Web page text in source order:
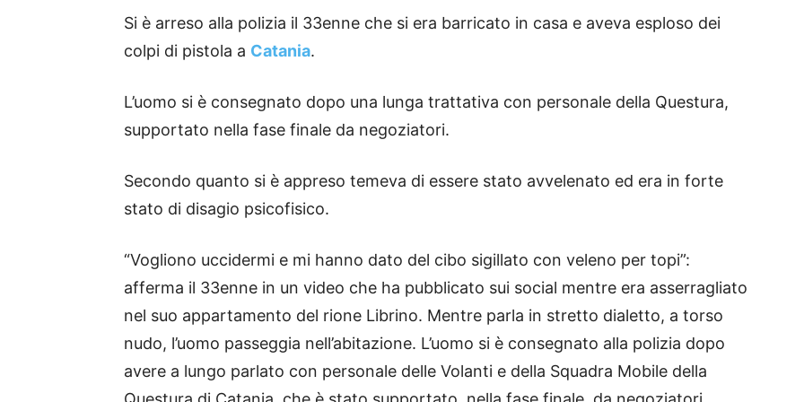
Si è arreso alla polizia il 33enne che si era barricato in casa e aveva esploso dei
colpi di pistola a Catania.
L’uomo si è consegnato dopo una lunga trattativa con personale della Questura,
supportato nella fase finale da negoziatori.
Secondo quanto si è appreso temeva di essere stato avvelenato ed era in forte
stato di disagio psicofisico.
“Vogliono uccidermi e mi hanno dato del cibo sigillato con veleno per topi”:
afferma il 33enne in un video che ha pubblicato sui social mentre era asserragliato
nel suo appartamento del rione Librino. Mentre parla in stretto dialetto, a torso
nudo, l’uomo passeggia nell’abitazione. L’uomo si è consegnato alla polizia dopo
avere a lungo parlato con personale delle Volanti e della Squadra Mobile della